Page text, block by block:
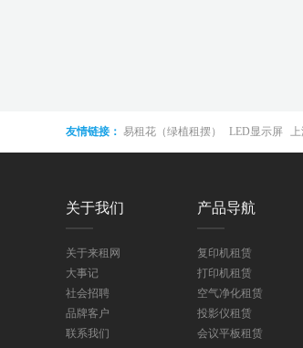
友情链接： 易租花（绿植租摆） LED显示屏
接屏
关于我们
关于来租网
大事记
社会招聘
品牌客户
联系我们
产品导航
复印机租赁
打印机租赁
空气净化租赁
投影仪租赁
会议平板租赁